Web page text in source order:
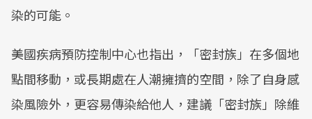
染的可能。
美國疾病預防控制中心也指出，「密封族」在多個地
點間移動，或長期處在人潮擁擠的空間，除了自身感
染風險外，更容易傳染給他人，建議「密封族」除維